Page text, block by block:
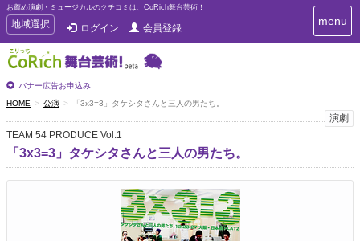
お薦め演劇・ミュージカルのクチコミは、CoRich舞台芸術！
T
o
g
g
e
n
a
v
地域選択 ログイン 会員登録
バナー広告お申込み
T
o
i
g
menu
HOME 公演 「3x3=3」タケシタさんと三人の男たち。
演劇
TEAM 54 PRODUCE Vol.1
「3x3=3」タケシタさんと三人の男たち。